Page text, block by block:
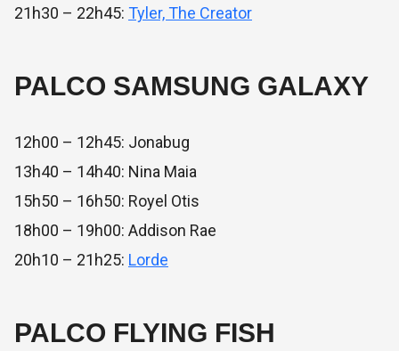
21h30 – 22h45: Tyler, The Creator
PALCO SAMSUNG GALAXY
12h00 – 12h45: Jonabug
13h40 – 14h40: Nina Maia
15h50 – 16h50: Royel Otis
18h00 – 19h00: Addison Rae
20h10 – 21h25: Lorde
PALCO FLYING FISH